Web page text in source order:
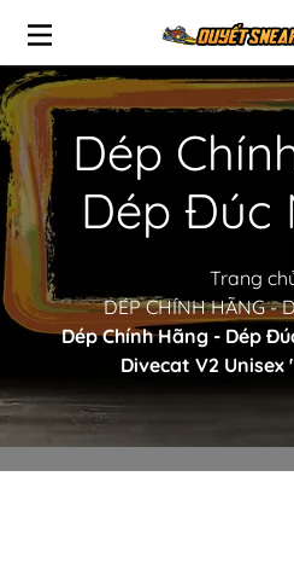
Dép
Dép Đúc
Khối
V2
Trang
DÉP CHÍNH HÃNG -
Dép Chính Hãng - Dép
Divecat V2 Unisex